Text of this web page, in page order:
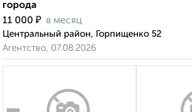
города
11 000 ₽ в месяц
Центральный район, Горпищенко 52
Агентство, 07.08.2026